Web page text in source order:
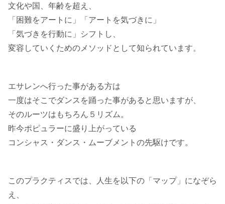
文化や国、年齢を超え、
「困難をアートに」「アートを気づきに」
「気づきを行動に」シフトし、
変容していくためのメソッドとして知られています。
エサレンへ行った事がある方は
一度はそこでダンスを踊った事があると思いますが、
そのルーツはもちろん５リズム。
昨今ポピュラーに盛り上がっている
コンシャス・ダンス・ムーブメントの先駆けです。
このプラクティスでは、人生を以下の「マップ」になぞら
え、